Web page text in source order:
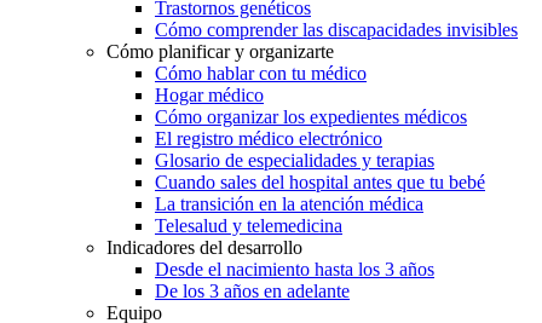
Trastornos genéticos
Cómo comprender las discapacidades invisibles
Cómo planificar y organizarte
Cómo hablar con tu médico
Hogar médico
Cómo organizar los expedientes médicos
El registro médico electrónico
Glosario de especialidades y terapias
Cuando sales del hospital antes que tu bebé
La transición en la atención médica
Telesalud y telemedicina
Indicadores del desarrollo
Desde el nacimiento hasta los 3 años
De los 3 años en adelante
Equipo